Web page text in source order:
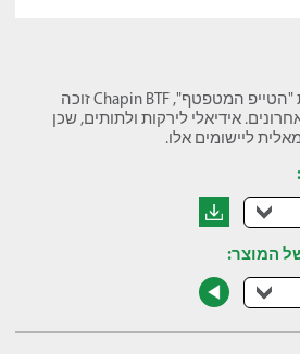
מוצר חדשני של טכנולוגיית "הטייפ המטפטף", Chapin BTF זוכה
אידיאלי לירקות ולתותים, שכן
ליישומים אלו.
המוצר: